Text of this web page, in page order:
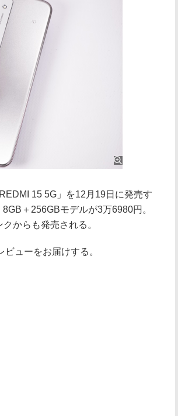
15 5G」を12月19日に発売す
＋256GBモデルが3万6980円。
からも発売される。
ューをお届けする。